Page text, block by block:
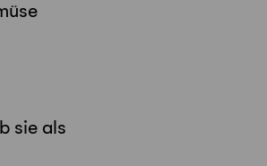
sie als